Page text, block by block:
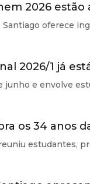
2026
Santiago oferece
2026/1 já
junho e envolve
os 34 anos
estudantes,